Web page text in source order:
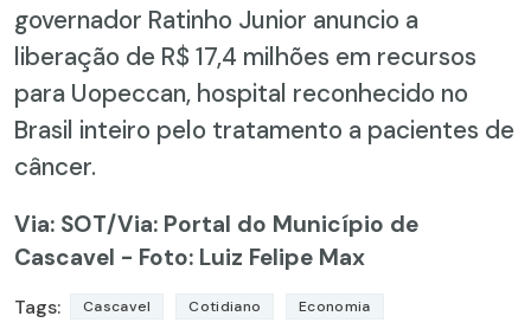
governador Ratinho Junior anuncio a
liberação de R$ 17,4 milhões em recursos
para Uopeccan, hospital reconhecido no
Brasil inteiro pelo tratamento a pacientes de
câncer.
Via: SOT/Via: Portal do Município de
Cascavel - Foto: Luiz Felipe Max
Tags: Cascavel Cotidiano Economia